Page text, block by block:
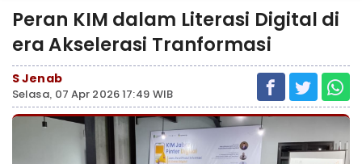
Peran KIM dalam Literasi Digital di
era Akselerasi Tranformasi
S Jenab
Selasa, 07 Apr 2026 17:49 WIB